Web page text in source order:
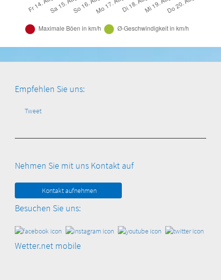
Empfehlen Sie uns:
Tweet
Nehmen Sie mit uns Kontakt auf
Kontakt aufnehmen
Besuchen Sie uns:
Wetter.net mobile